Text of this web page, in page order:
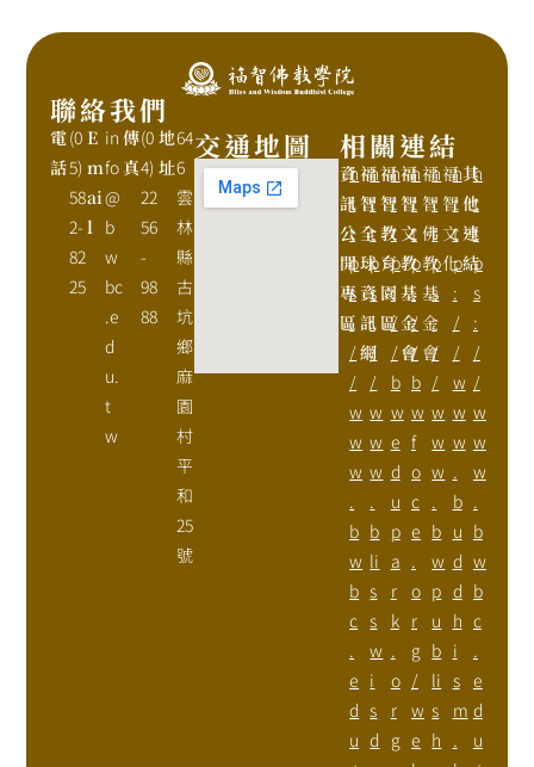
聯絡我們
電
話
(0
5)
58
2-
82
25
E
m
ai
l
in
fo
@
b
w
bc
.e
d
u.
t
w
傳
真
(0
4)
22
56
-
98
88
地
址
64
6
雲
林
縣
古
坑
鄉
麻
園
村
平
和
25
號
交通地圖 相關連結
資
訊
公
開
專
區
h
t
t
p
s
:
/
/
w
w
w
.
b
w
b
c
.
e
d
u
福
智
全
球
資
訊
網
h
t
t
p
s
:
/
/
w
w
w
.
b
li
s
s
w
i
s
d
福
智
教
育
園
區
h
t
t
p
:
/
/
b
w
e
d
u
p
a
r
k
.
o
r
g
福
智
文
教
基
金
會
h
t
t
p
:
/
/
b
w
f
o
c
e
.
o
r
g
/
w
e
福
智
佛
教
基
金
會
h
t
t
p
s
:
/
/
w
w
w
.
b
w
p
u
b
li
s
h
福
智
文
化
h
t
t
p
:
/
/
w
w
w
.
b
u
d
d
h
i
s
m
.
其
他
連
結
h
t
t
p
s
:
/
/
w
w
w
.
b
w
b
c
.
e
d
u